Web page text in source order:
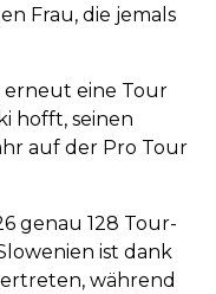
Frau, die jemals
erneut eine Tour
hofft, seinen
auf der Pro Tour
genau 128 Tour-
ist dank
während